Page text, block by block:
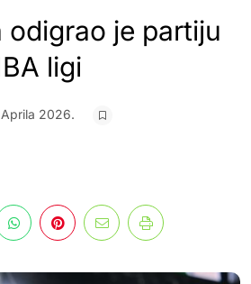
odigrao je partiju
ligi
2026.